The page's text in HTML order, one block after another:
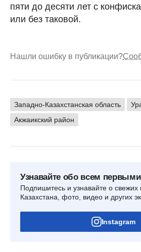
пяти до десяти лет с
или без таковой.
Нашли ошибку в публикации?
Западно-Казахстанская область
Акжаикский район
Узнавайте обо всем первыми
Подпишитесь и узнавайте о свежих
Казахстана, фото, видео и других
Instagram